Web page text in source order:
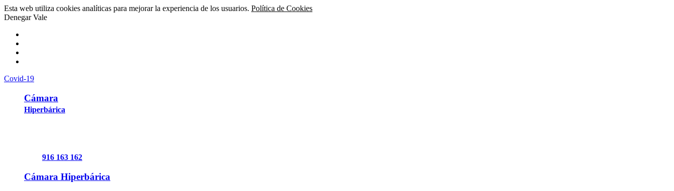
Esta web utiliza cookies analíticas para mejorar la experiencia de los usuarios. Política de Cookies
DenegarVale
Covid-19
Cámara
Hiperbárica
916 163 162
Cámara Hiperbárica